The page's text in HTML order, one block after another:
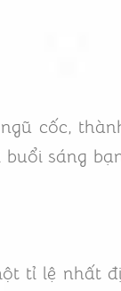
cốc,
sáng
tỉ lệ nhất